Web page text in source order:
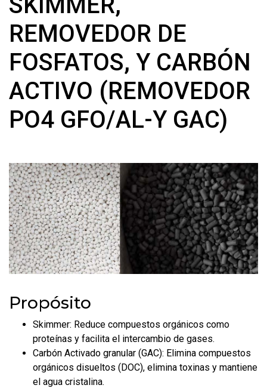
REMOVEDOR DE
FOSFATOS, Y CARBÓN
ACTIVO (REMOVEDOR
PO4 GFO/AL-Y GAC)
Propósito
Skimmer: Reduce compuestos orgánicos como
proteínas y facilita el intercambio de gases.
Carbón Activado granular (GAC): Elimina compuestos
orgánicos disueltos (DOC), elimina toxinas y mantiene
el agua cristalina.